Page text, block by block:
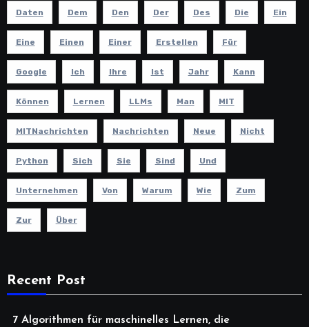
Daten Dem Den Der Des Die Ein
Eine Einen Einer Erstellen Für
Google Ich Ihre Ist Jahr Kann
Können Lernen LLMs Man MIT
MITNachrichten Nachrichten Neue Nicht
Python Sich Sie Sind Und
Unternehmen Von Warum Wie Zum
Zur Über
Recent Post
7 Algorithmen für maschinelles Lernen, die